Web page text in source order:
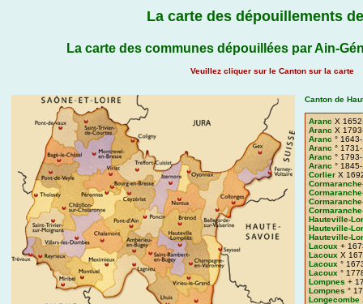
La carte des dépouillements
La carte des communes dépouillées par Ain-
Veuillez cliquer sur le Canton sur la carte
Canton de
Aranc X
Aranc X
Aranc °
Aranc °
Aranc °
Aranc °
Corlier X
Hauteville-
Hauteville-
Hauteville-
Lacoux +
Lacoux X
Lacoux °
Lacoux °
Lompnes +
Lompnes °
Longecombe